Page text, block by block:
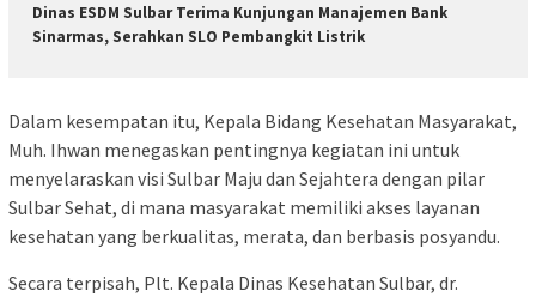
Dinas ESDM Sulbar Terima Kunjungan Manajemen Bank
Sinarmas, Serahkan SLO Pembangkit Listrik
Dalam kesempatan itu, Kepala Bidang Kesehatan Masyarakat,
Muh. Ihwan menegaskan pentingnya kegiatan ini untuk
menyelaraskan visi Sulbar Maju dan Sejahtera dengan pilar
Sulbar Sehat, di mana masyarakat memiliki akses layanan
kesehatan yang berkualitas, merata, dan berbasis posyandu.
Secara terpisah, Plt. Kepala Dinas Kesehatan Sulbar, dr.